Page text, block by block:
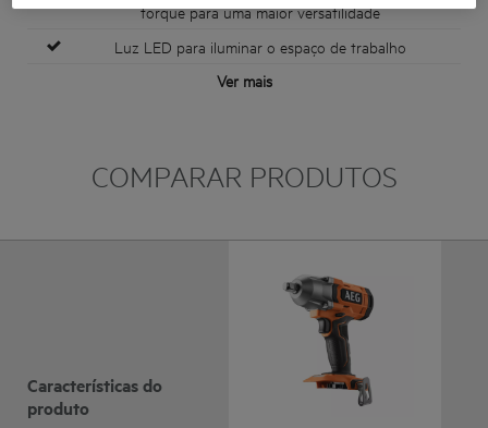
torque para uma maior versatilidade
Luz LED para iluminar o espaço de trabalho
Ver mais
COMPARAR PRODUTOS
Características do
produto